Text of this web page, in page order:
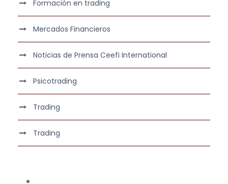
Formación en trading
Mercados Financieros
Noticias de Prensa Ceefi International
Psicotrading
Trading
Trading